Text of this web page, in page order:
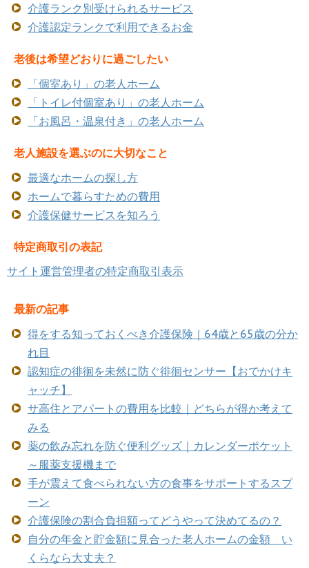
介護ランク別受けられるサービス
介護認定ランクで利用できるお金
老後は希望どおりに過ごしたい
「個室あり」の老人ホーム
「トイレ付個室あり」の老人ホーム
「お風呂・温泉付き」の老人ホーム
老人施設を選ぶのに大切なこと
最適なホームの探し方
ホームで暮らすための費用
介護保健サービスを知ろう
特定商取引の表記
サイト運営管理者の特定商取引表示
最新の記事
得をする知っておくべき介護保険｜64歳と65歳の分か
れ目
認知症の徘徊を未然に防ぐ徘徊センサー【おでかけキ
ャッチ】
サ高住とアパートの費用を比較｜どちらが得か考えて
みる
薬の飲み忘れを防ぐ便利グッズ｜カレンダーポケット
～服薬支援機まで
手が震えて食べられない方の食事をサポートするスプ
ーン
介護保険の割合負担額ってどうやって決めてるの？
自分の年金と貯金額に見合った老人ホームの金額 い
くらなら大丈夫？